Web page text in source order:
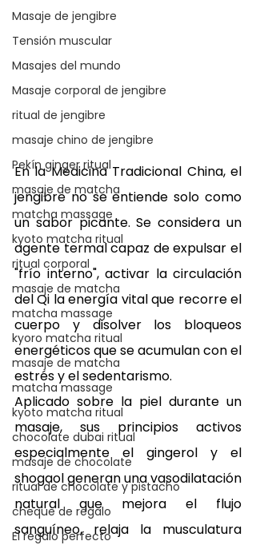
Masaje de jengibre
Tensión muscular
Masajes del mundo
Masaje corporal de jengibre
ritual de jengibre
masaje chino de jengibre
Pekín ginger ritual
masaje de matcha
matcha massage
kyoto matcha ritual
ritual corporal
masaje de matcha
matcha massage
kyoro matcha ritual
masaje de matcha
matcha massage
kyoto matcha ritual
chocolate dubai ritual
masaje de chocolate
ritual de chocolate y pistacho
cheque de regalo
El regalo perfecto
En la Medicina Tradicional China, el
jengibre no se entiende solo como
un sabor picante. Se considera un
agente termal capaz de expulsar el
"frío interno", activar la circulación
del Qi la energía vital que recorre el
cuerpo y disolver los bloqueos
energéticos que se acumulan con el
estrés y el sedentarismo.
Aplicado sobre la piel durante un
masaje, sus principios activos
especialmente el gingerol y el
shogaol generan una vasodilatación
natural que mejora el flujo
sanguíneo, relaja la musculatura